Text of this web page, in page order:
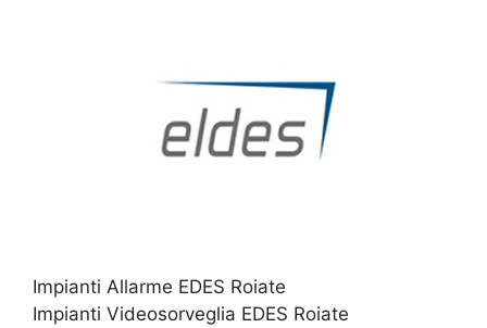
Impianti Allarme EDES Roiate
Impianti Videosorveglia EDES Roiate